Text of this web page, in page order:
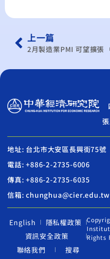
上一篇
2月製造業PMI 可望擴張
地址: 台北市大安區長興街75號
電話: +886-2-2735-6006
傳真: +886-2-2735-6035
信箱: chunghua@cier.edu.tw
English
隱私權政策
資訊安全政策
聯絡我們
搜尋
Rights